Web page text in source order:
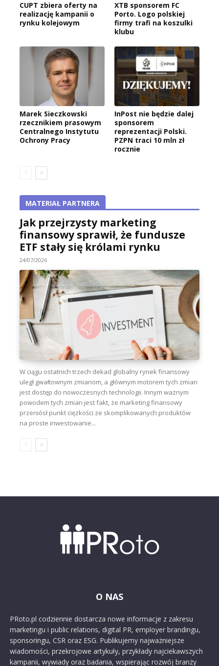
CUPT zbiera oferty na
realizację kampanii o
rynku kolejowym
XTB sponsorem FC
Porto. Logo polskiej
firmy trafi na koszulki
klubu
Marek Sieczkowski
rzecznikiem prasowym
Centralnego Instytutu
Ochrony Pracy
InPost nie będzie dalej
sponsorem
reprezentacji Polski.
PZPN traci 10 mln zł
rocznie
MATERIAŁ PARTNERA
Jak przejrzysty marketing
finansowy sprawił, że fundusze
ETF stały się królami rynku
24/07/2026
W ciągu ostatnich trzech dekad globalny rynek finansowy
uległ gwałtownym zmianom, a głównym motorem tych zmian
jest dostęp do nowoczesnych technologii. Innym ważnym
powodem tych zmian jest fakt, że marketing finansowy
przeniósł punkt ciężkości ze skomplikowanych produktów
na proste inwestowanie...
O NAS
PRoto.pl codziennie dostarcza nowe informacje z zakresu
marketingu i public relations, digital PR, employer brandingu,
sponsoringu, CSR oraz ESG. Publikujemy najważniejsze
wiadomości, przekrojowe artykuły, przykłady najciekawszych
kampanii, wywiady oraz badania, wspierając rozwój branży